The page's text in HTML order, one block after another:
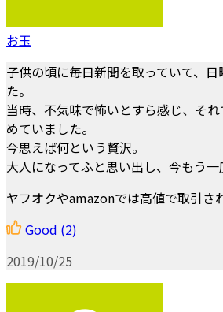
お玉
子供の頃に毎日新聞を取っていて、
た。
当時、不気味で怖いとすら感じ、そ
めていました。
今思えば何という贅沢。
大人になってふと思い出し、今もう一
ヤフオクやamazonでは高値で取引さ
Good (2)
2019/10/25